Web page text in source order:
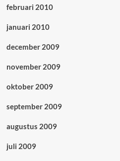
februari 2010
januari 2010
december 2009
november 2009
oktober 2009
september 2009
augustus 2009
juli 2009